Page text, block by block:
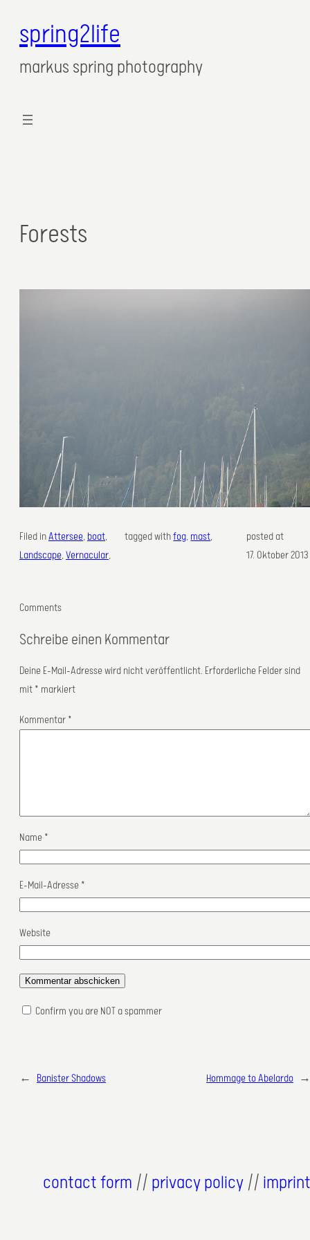
spring2life
markus spring photography
Forests
Filed inAttersee, boat
Landscape, Vernacular,
tagged withfog, mast,
posted at
17. Oktober 2013
Comments
Schreibe einen Kommentar
Deine E-Mail-Adresse wird nicht veröffentlicht. Erforderliche Felder sind
mit * markiert
Kommentar *
Name *
E-Mail-Adresse *
Website
Confirm you are NOT a spammer
← Banister Shadows Hommage to Abelardo
contact form // privacy policy //